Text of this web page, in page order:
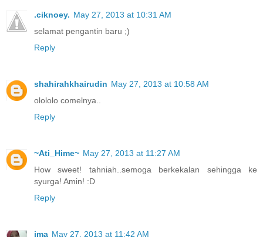
.ciknoey. May 27, 2013 at 10:31 AM
selamat pengantin baru ;)
Reply
shahirahkhairudin May 27, 2013 at 10:58 AM
olololo comelnya..
Reply
~Ati_Hime~ May 27, 2013 at 11:27 AM
How sweet! tahniah..semoga berkekalan sehingga ke
syurga! Amin! :D
Reply
ima May 27, 2013 at 11:42 AM